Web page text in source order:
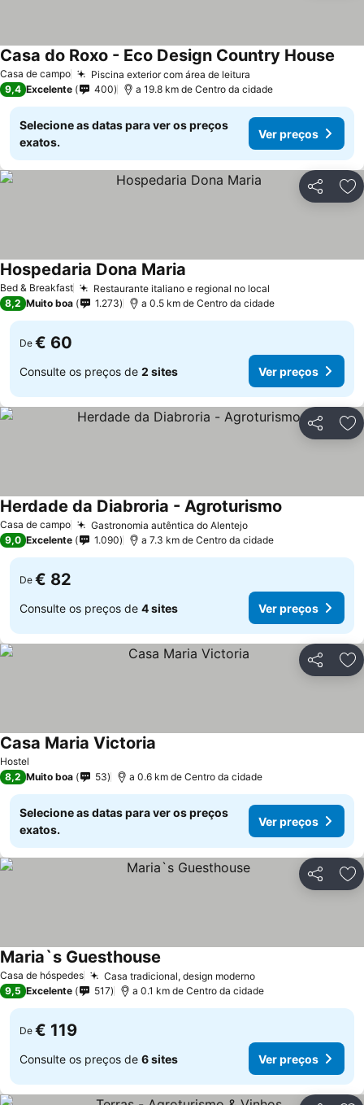
Casa de campo Piscina exterior com área de leitura
Casa do Roxo - Eco Design Country House
9,4 Excelente 400 a 19.8 km de Centro da cidade
Selecione as datas para ver os preços
exatos.
Ver preços
Partilhar
Bed & Breakfast Restaurante italiano e regional no local
Hospedaria Dona Maria
8,2 Muito boa 1.273 a 0.5 km de Centro da cidade
De € 60
Consulte os preços de 2 sites Ver preços
Partilhar
Casa de campo Gastronomia autêntica do Alentejo
Herdade da Diabroria - Agroturismo
9,0 Excelente 1.090 a 7.3 km de Centro da cidade
De € 82
Consulte os preços de 4 sites Ver preços
Partilhar
Hostel
Casa Maria Victoria
8,2 Muito boa 53 a 0.6 km de Centro da cidade
Selecione as datas para ver os preços
exatos.
Ver preços
Partilhar
Casa de hóspedes Casa tradicional, design moderno
Maria`s Guesthouse
9,5 Excelente 517 a 0.1 km de Centro da cidade
De € 119
Consulte os preços de 6 sites Ver preços